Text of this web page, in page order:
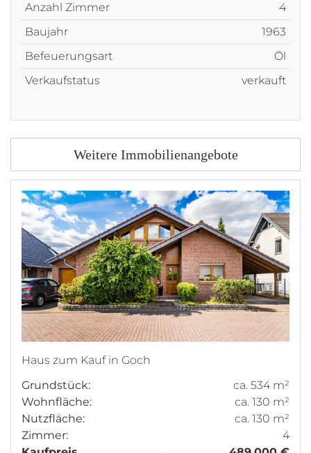
Anzahl Zimmer
4
Baujahr
1963
Befeuerungsart
Öl
Verkaufstatus
verkauft
Weitere Immobilienangebote
Haus zum Kauf in Goch
Grundstück:
ca. 534 m²
Wohnfläche:
ca. 130 m²
Nutzfläche:
ca. 130 m²
Zimmer:
4